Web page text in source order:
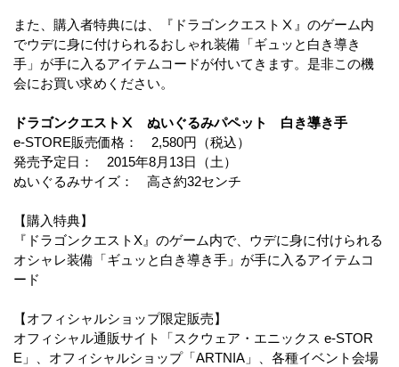
また、購入者特典には、『ドラゴンクエストⅩ』のゲーム内
でウデに身に付けられるおしゃれ装備「ギュッと白き導き
手」が手に入るアイテムコードが付いてきます。是非この機
会にお買い求めください。
ドラゴンクエストⅩ ぬいぐるみパペット 白き導き手
e-STORE販売価格： 2,580円（税込）
発売予定日： 2015年8月13日（土）
ぬいぐるみサイズ： 高さ約32センチ
【購入特典】
『ドラゴンクエストX』のゲーム内で、ウデに身に付けられる
オシャレ装備「ギュッと白き導き手」が手に入るアイテムコ
ード
【オフィシャルショップ限定販売】
オフィシャル通販サイト「スクウェア・エニックス e-STOR
E」、オフィシャルショップ「ARTNIA」、各種イベント会場